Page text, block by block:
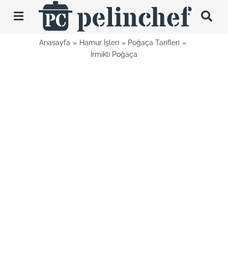
Toggle
Navigation
TariflerAnasayfa Hamur İşleri
Poğaça Tarifleri
İrmikli Poğaça